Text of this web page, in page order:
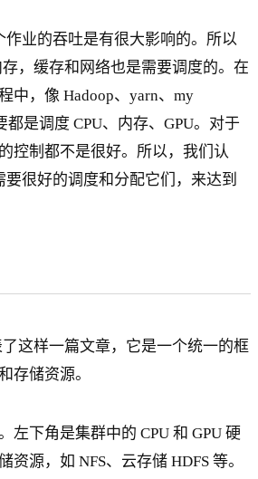
作业的吞吐是有很大影响的。所以
存，缓存和网络也是需要调度的。在
中，像 Hadoop、yarn、my
都是调度 CPU、内存、GPU。对于
控制都不是很好。所以，我们认
很好的调度和分配它们，来达到
了这样一篇文章，它是一个统一的框
存储资源。
左下角是集群中的 CPU 和 GPU 硬
资源，如 NFS、云存储 HDFS 等。